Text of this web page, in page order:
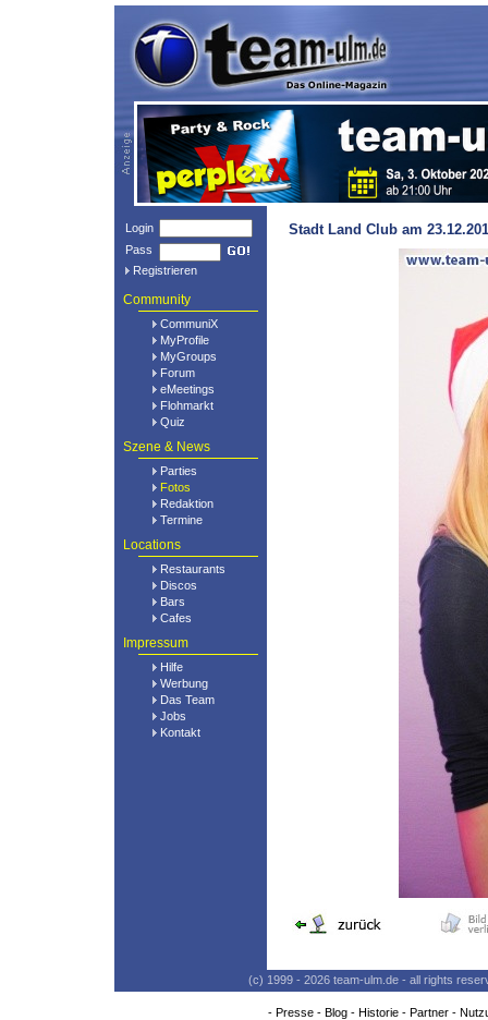
Login
Pass
Registrieren
Community
CommuniX
MyProfile
MyGroups
Forum
eMeetings
Flohmarkt
Quiz
Szene & News
Parties
Fotos
Redaktion
Termine
Locations
Restaurants
Discos
Bars
Cafes
Impressum
Hilfe
Werbung
Das Team
Jobs
Kontakt
Stadt Land Club am
(c) 1999 - 2026 team-ulm.de - all rights
- Presse- Blog- Historie- Partner-